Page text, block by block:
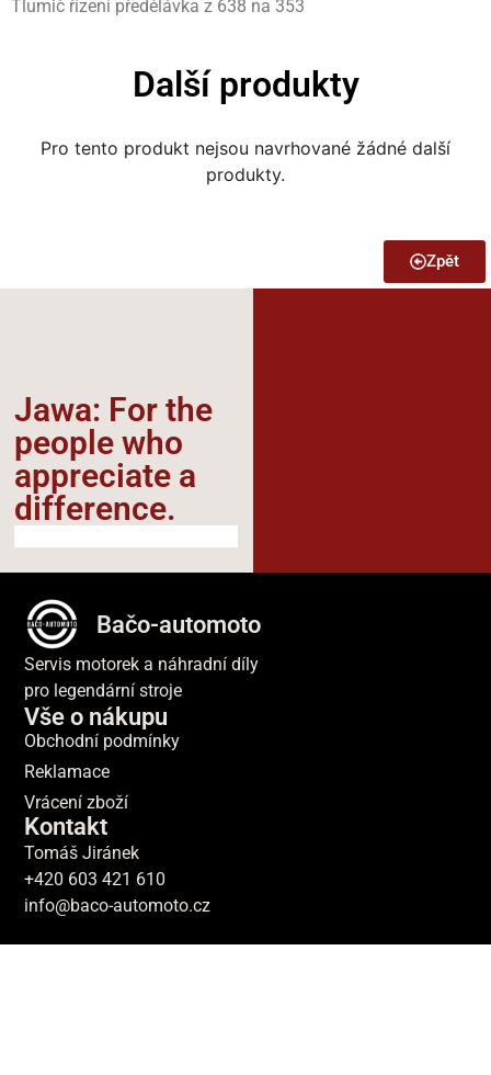
Tlumič řízení předělávka z 638 na 353
Další produkty
Pro tento produkt nejsou navrhované žádné další
produkty.
Zpět
Jawa: For the
people who
appreciate a
difference.​
Bačo-automoto
Servis motorek a náhradní díly
pro legendární stroje
Vše o nákupu
Obchodní podmínky
Reklamace
Vrácení zboží
Kontakt
Tomáš Jiránek
+420 603 421 610
info@baco-automoto.cz